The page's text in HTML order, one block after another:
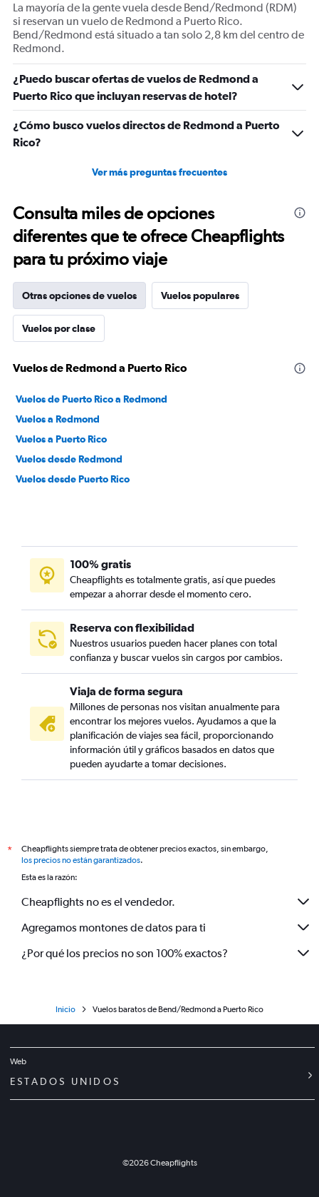
La mayoría de la gente vuela desde Bend/Redmond (RDM)
si reservan un vuelo de Redmond a Puerto Rico.
Bend/Redmond está situado a tan solo 2,8 km del centro de
Redmond.
¿Puedo buscar ofertas de vuelos de Redmond a
Puerto Rico que incluyan reservas de hotel?
¿Cómo busco vuelos directos de Redmond a Puerto
Rico?
Ver más preguntas frecuentes
Consulta miles de opciones
diferentes que te ofrece Cheapflights
para tu próximo viaje
Otras opciones de vuelos Vuelos populares
Vuelos por clase
Vuelos de Redmond a Puerto Rico
Vuelos de Puerto Rico a Redmond
Vuelos a Redmond
Vuelos a Puerto Rico
Vuelos desde Redmond
Vuelos desde Puerto Rico
100% gratis
Cheapflights es totalmente gratis, así que puedes
empezar a ahorrar desde el momento cero.
Reserva con flexibilidad
Nuestros usuarios pueden hacer planes con total
confianza y buscar vuelos sin cargos por cambios.
Viaja de forma segura
Millones de personas nos visitan anualmente para
encontrar los mejores vuelos. Ayudamos a que la
planificación de viajes sea fácil, proporcionando
información útil y gráficos basados en datos que
pueden ayudarte a tomar decisiones.
*
Cheapflights siempre trata de obtener precios exactos, sin embargo,
los precios no están garantizados.
Esta es la razón:
Cheapflights no es el vendedor.
Agregamos montones de datos para ti
¿Por qué los precios no son 100% exactos?
Inicio Vuelos baratos de Bend/Redmond a Puerto Rico
Web
ESTADOS UNIDOS
©2026Cheapflights